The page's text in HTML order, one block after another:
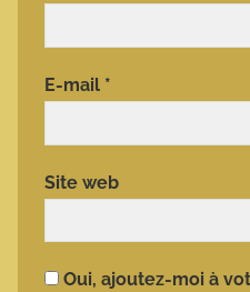
E-mail *
Site web
Oui, ajoutez-moi à